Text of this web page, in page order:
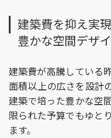
建築費を抑え実
豊かな空間デザ
建築費が高騰している
面積以上の広さを設計
建築で培った豊かな空
限られた予算でもゆと
ます。